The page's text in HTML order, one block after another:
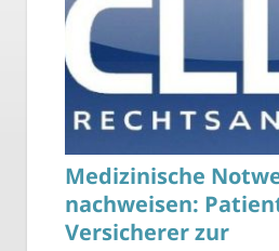
Medizinische
nachweisen:
Versicherer zur